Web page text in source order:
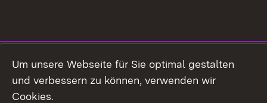
Facebook
Um unsere Webseite für Sie optimal gestalten
und verbessern zu können, verwenden wir
Cookies.